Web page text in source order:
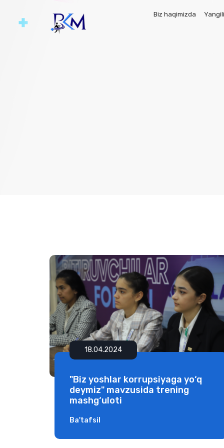
Biz haqimizda
18.04.2024
"Biz yoshlar korrupsiyaga yo‘q
deymiz" mavzusida trening
mashg‘uloti
Ba'tafsil